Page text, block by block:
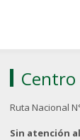
Centro
Ruta Nacional
Sin atención